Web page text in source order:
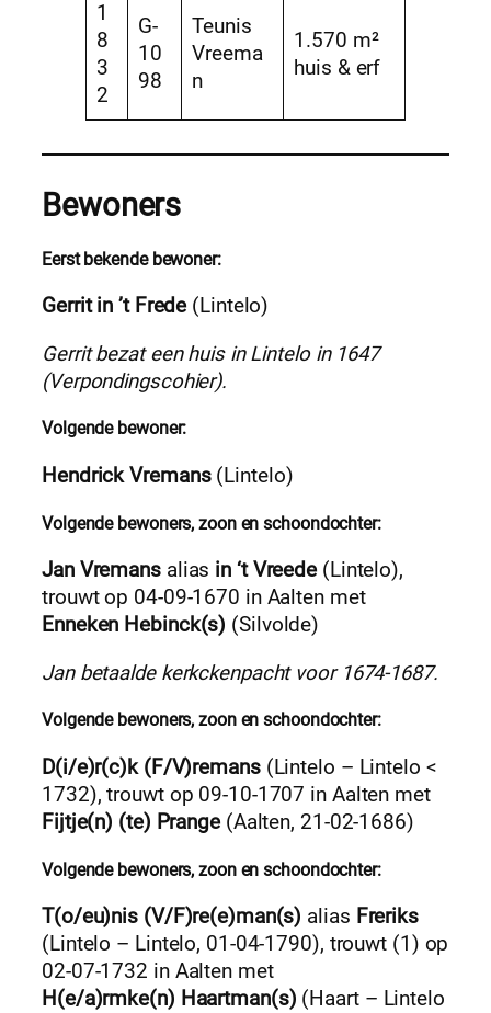
1
8
3
2
G-
10
98
Teunis
Vreema
n
1.570 m²
huis & erf
Bewoners
Eerst bekende bewoner:
Gerrit in ’t Frede(Lintelo)
Gerrit bezat een huis in Lintelo in 1647
(Verpondingscohier).
Volgende bewoner:
Hendrick Vremans(Lintelo)
Volgende bewoners, zoon en schoondochter:
Jan Vremansalias in ‘t Vreede(Lintelo),
trouwt op 04-09-1670 in Aalten met
Enneken Hebinck(s) (Silvolde)
Jan betaalde kerkckenpacht voor 1674-1687.
Volgende bewoners, zoon en schoondochter:
D(i/e)r(c)k (F/V)remans(Lintelo – Lintelo <
1732), trouwt op 09-10-1707 in Aalten met
Fijtje(n) (te) Prange(Aalten, 21-02-1686)
Volgende bewoners, zoon en schoondochter:
T(o/eu)nis (V/F)re(e)man(s) alias Freriks
(Lintelo – Lintelo, 01-04-1790), trouwt (1) op
02-07-1732 in Aalten met
H(e/a)rmke(n) Haartman(s) (Haart – Lintelo